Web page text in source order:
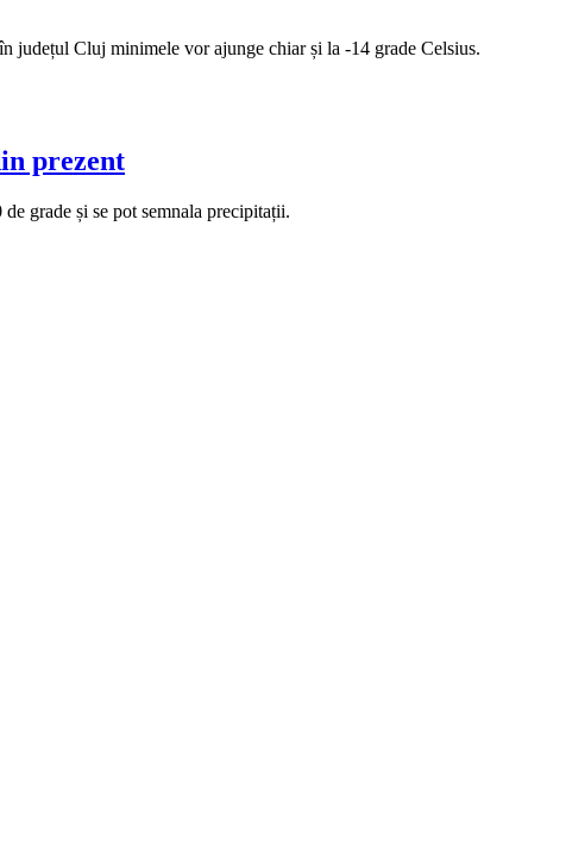
județul Cluj minimele vor ajunge chiar și la -14 grade Celsius.
prezent
grade și se pot semnala precipitații.